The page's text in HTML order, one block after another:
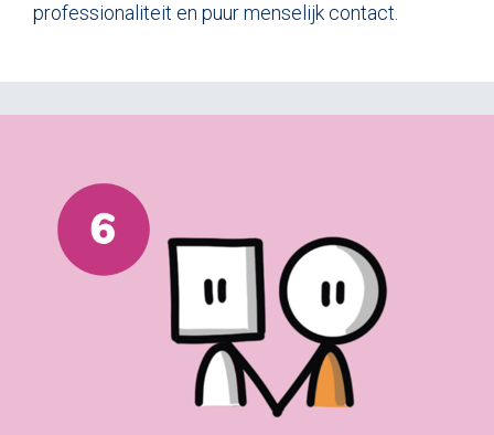
professionaliteit en puur menselijk contact.